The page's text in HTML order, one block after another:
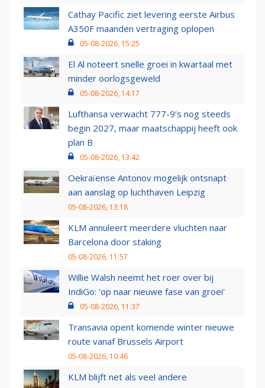
Cathay Pacific ziet levering eerste Airbus
A350F maanden vertraging oplopen
05-08-2026, 15:25
El Al noteert snelle groei in kwartaal met
minder oorlogsgeweld
05-08-2026, 14:17
Lufthansa verwacht 777-9’s nog steeds
begin 2027, maar maatschappij heeft ook
plan B
05-08-2026, 13:42
Oekraïense Antonov mogelijk ontsnapt
aan aanslag op luchthaven Leipzig
05-08-2026, 13:18
KLM annuleert meerdere vluchten naar
Barcelona door staking
05-08-2026, 11:57
Willie Walsh neemt het roer over bij
IndiGo: 'op naar nieuwe fase van groei'
05-08-2026, 11:37
Transavia opent komende winter nieuwe
route vanaf Brussels Airport
05-08-2026, 10:46
KLM blijft net als veel andere